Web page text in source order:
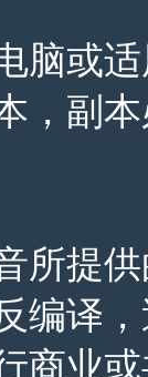
脑或
，副
所提
编译
商业